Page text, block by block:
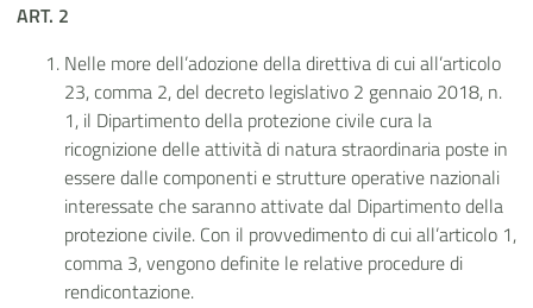
ART. 2
Nelle more dell’adozione della direttiva di cui all’articolo
23, comma 2, del decreto legislativo 2 gennaio 2018, n.
1, il Dipartimento della protezione civile cura la
ricognizione delle attività di natura straordinaria poste in
essere dalle componenti e strutture operative nazionali
interessate che saranno attivate dal Dipartimento della
protezione civile. Con il provvedimento di cui all’articolo 1,
comma 3, vengono definite le relative procedure di
rendicontazione.